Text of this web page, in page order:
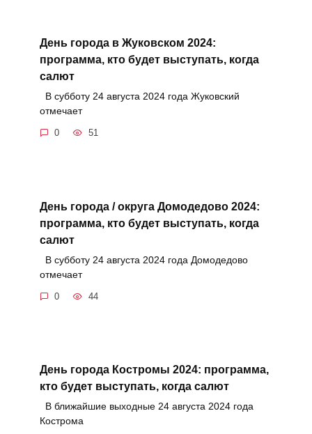
День города в Жуковском 2024:
программа, кто будет выступать, когда
салют
В субботу 24 августа 2024 года Жуковский
отмечает
0 51
День города / округа Домодедово 2024:
программа, кто будет выступать, когда
салют
В субботу 24 августа 2024 года Домодедово
отмечает
0 44
День города Костромы 2024: программа,
кто будет выступать, когда салют
В ближайшие выходные 24 августа 2024 года
Кострома